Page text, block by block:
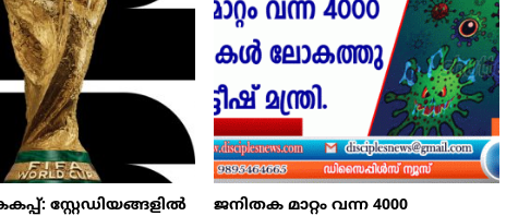
സ്റ്റേഡിയങ്ങളിൽ
ജനിതക മാറ്റം വന്ന 4000